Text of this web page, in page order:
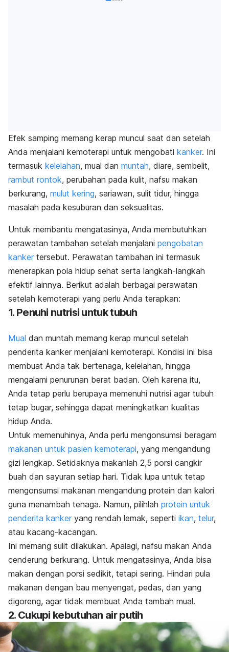
Efek samping memang kerap muncul saat dan setelah
Anda menjalani kemoterapi untuk mengobati kanker. Ini
termasuk kelelahan, mual dan muntah, diare, sembelit,
rambut rontok, perubahan pada kulit, nafsu makan
berkurang, mulut kering, sariawan, sulit tidur, hingga
masalah pada kesuburan dan seksualitas.
Untuk membantu mengatasinya, Anda membutuhkan
perawatan tambahan setelah menjalani pengobatan
kanker tersebut. Perawatan tambahan ini termasuk
menerapkan pola hidup sehat serta langkah-langkah
efektif lainnya. Berikut adalah berbagai perawatan
setelah kemoterapi yang perlu Anda terapkan:
1. Penuhi nutrisi untuk tubuh
Mual dan muntah memang kerap muncul setelah
penderita kanker menjalani kemoterapi. Kondisi ini bisa
membuat Anda tak bertenaga, kelelahan, hingga
mengalami penurunan berat badan. Oleh karena itu,
Anda tetap perlu berupaya memenuhi nutrisi agar tubuh
tetap bugar, sehingga dapat meningkatkan kualitas
hidup Anda.
Untuk memenuhinya, Anda perlu mengonsumsi beragam
makanan untuk pasien kemoterapi, yang mengandung
gizi lengkap. Setidaknya makanlah 2,5 porsi cangkir
buah dan sayuran setiap hari. Tidak lupa untuk tetap
mengonsumsi makanan mengandung protein dan kalori
guna menambah tenaga. Namun, pilihlah protein untuk
penderita kanker yang rendah lemak, seperti ikan, telur,
atau kacang-kacangan.
Ini memang sulit dilakukan. Apalagi, nafsu makan Anda
cenderung berkurang. Untuk mengatasinya, Anda bisa
makan dengan porsi sedikit, tetapi sering. Hindari pula
makanan dengan bau menyengat, pedas, dan yang
digoreng, agar tidak membuat Anda tambah mual.
2. Cukupi kebutuhan air putih